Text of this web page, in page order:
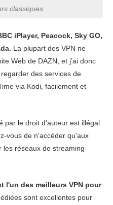
classiques
iPlayer, Peacock, Sky GO,
La plupart des VPN ne
Web de DAZN, et j’ai donc
des services de
via Kodi, facilement et
par le droit d'auteur est illégal
vous de n'accéder qu'aux
les réseaux de streaming
l'un des meilleurs VPN pour
sont excellentes pour